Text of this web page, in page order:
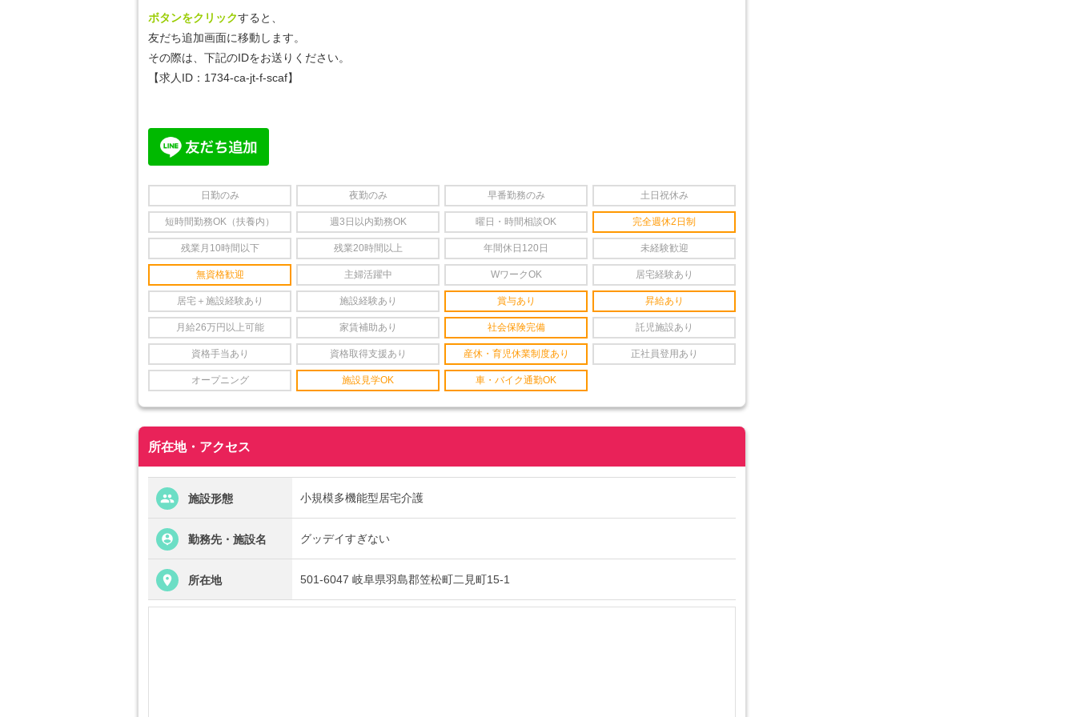
ボタンをクリックすると、
友だち追加画面に移動します。
その際は、下記のIDをお送りください。
【求人ID： 1734-ca-jt-f-scaf】
日勤のみ 夜勤のみ 早番勤務のみ 土日祝休み
短時間勤務OK（扶養内） 週3日以内勤務OK 曜日・時間相談OK 完全週休2日制
残業月10時間以下 残業20時間以上 年間休日120日 未経験歓迎
無資格歓迎 主婦活躍中 WワークOK 居宅経験あり
居宅＋施設経験あり 施設経験あり 賞与あり 昇給あり
月給26万円以上可能 家賃補助あり 社会保険完備 託児施設あり
資格手当あり 資格取得支援あり 産休・育児休業制度あり 正社員登用あり
オープニング 施設見学OK 車・バイク通勤OK
所在地・アクセス
施設形態 小規模多機能型居宅介護
勤務先・施設名 グッデイすぎない
所在地 501-6047 岐阜県羽島郡笠松町二見町15-1